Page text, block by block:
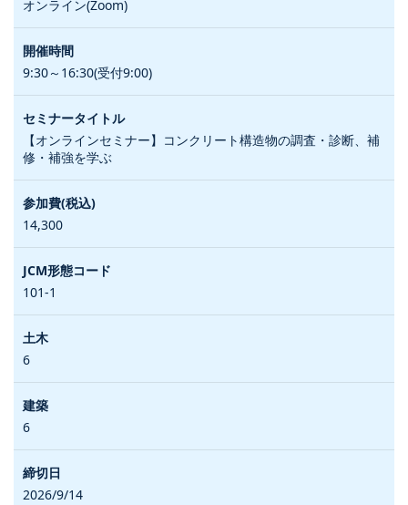
オンライン(Zoom)
9:30～16:30(受付9:00)
【オンラインセミナー】コンクリート構造物の調査・診断、補
修・補強を学ぶ
14,300
101-1
6
6
2026/9/14